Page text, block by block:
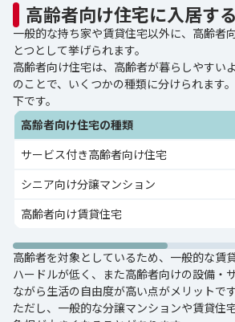
高齢者向け住宅に入居する
一般的な持ち家や賃貸住宅以外に、高齢者
とつとして挙げられます。
高齢者向け住宅は、高齢者が暮らしやすい
のことで、いくつかの種類に分けられます
下です。
高齢者向け住宅の種類
サービス付き高齢者向け住宅
シニア向け分譲マンション
高齢者向け賃貸住宅
高齢者を対象としているため、一般的な賃
ハードルが低く、また高齢者向けの設備・
ながら生活の自由度が高い点がメリットです
ただし、一般的な分譲マンションや賃貸住